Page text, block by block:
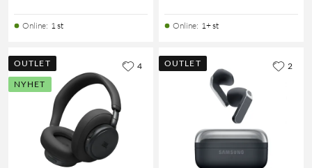
Online: 1 st Online: 1+ st
OUTLET
NYHET
4 OUTLET 2